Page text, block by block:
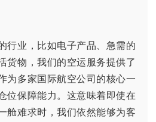
行业，比如电子产品、急需的
货物，我们的空运服务提供了
为多家国际航空公司的核心一
位保障能力。这意味着即使在
舱难求时，我们依然能够为客